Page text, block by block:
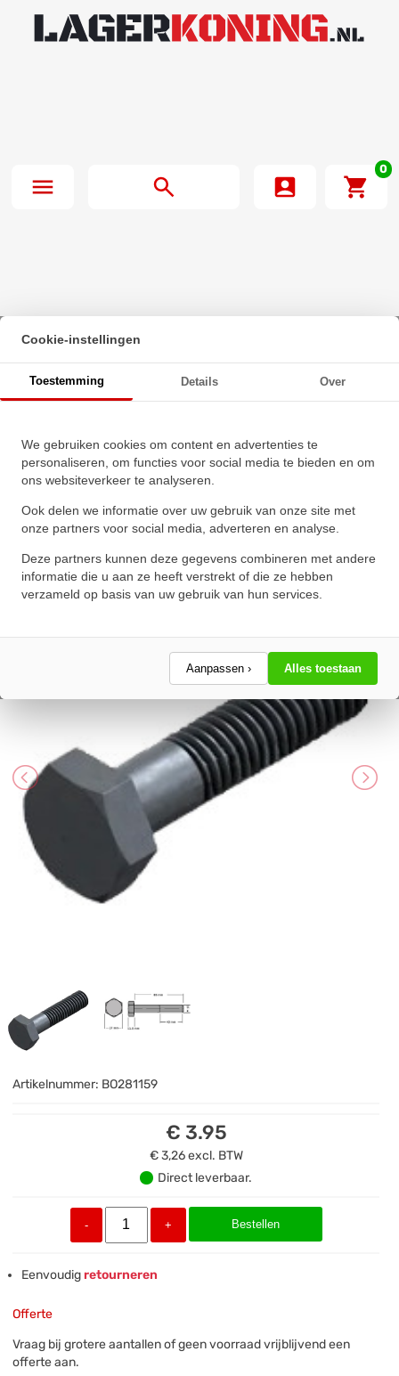
0
Beginpagina·
Zeskanttapbout Deeldraad DIN 931 M18x85mm 10.9
Onbehandeld
Cookie-instellingen
Toestemming Details Over
We gebruiken cookies om content en advertenties te
personaliseren, om functies voor social media te bieden en om
ons websiteverkeer te analyseren.
Ook delen we informatie over uw gebruik van onze site met
onze partners voor social media, adverteren en analyse.
Deze partners kunnen deze gegevens combineren met andere
informatie die u aan ze heeft verstrekt of die ze hebben
verzameld op basis van uw gebruik van hun services.
Aanpassen › Alles toestaan
Zeskanttapbout Deeldraad DIN
931 M18x85mm 10.9
Onbehandeld
Schrijf een review!
Artikelnummer: BO281159
€ 3.95
€ 3,26excl. BTW
Direct leverbaar.
- + Bestellen
Eenvoudigretourneren
Offerte
Vraag bij grotere aantallen of geen voorraad vrijblijvend een
offerte aan.